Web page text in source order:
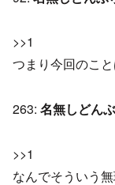
>>1
つまり今回のこと
263: 名無しどん
>>1
なんでそういう